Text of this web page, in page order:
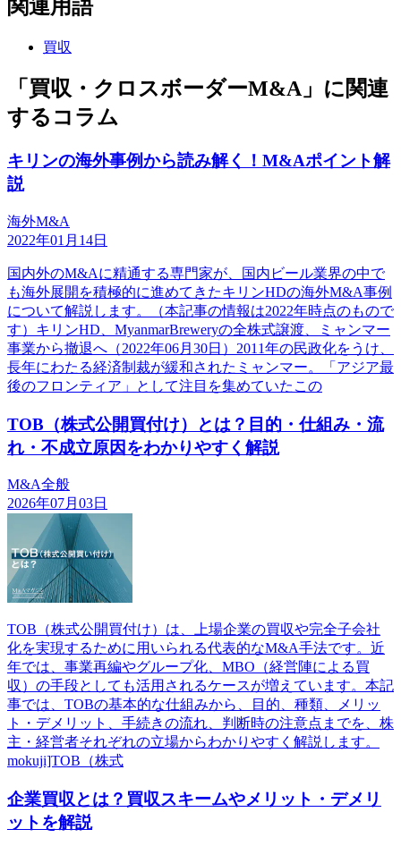
関連用語
買収
「買収・クロスボーダーM&A」に関連
するコラム
キリンの海外事例から読み解く！M&Aポイント解
説
海外M&A
2022年01月14日
国内外のM&Aに精通する専門家が、国内ビール業界の中で
も海外展開を積極的に進めてきたキリンHDの海外M&A事例
について解説します。（本記事の情報は2022年時点のもので
す）キリンHD、MyanmarBreweryの全株式譲渡、ミャンマー
事業から撤退へ（2022年06月30日）2011年の民政化をうけ、
長年にわたる経済制裁が緩和されたミャンマー。「アジア最
後のフロンティア」として注目を集めていたこの
TOB（株式公開買付け）とは？目的・仕組み・流
れ・不成立原因をわかりやすく解説
M&A全般
2026年07月03日
TOB（株式公開買付け）は、上場企業の買収や完全子会社
化を実現するために用いられる代表的なM&A手法です。近
年では、事業再編やグループ化、MBO（経営陣による買
収）の手段としても活用されるケースが増えています。本記
事では、TOBの基本的な仕組みから、目的、種類、メリッ
ト・デメリット、手続きの流れ、判断時の注意点までを、株
主・経営者それぞれの立場からわかりやすく解説します。
mokuji]TOB（株式
企業買収とは？買収スキームやメリット・デメリ
ットを解説